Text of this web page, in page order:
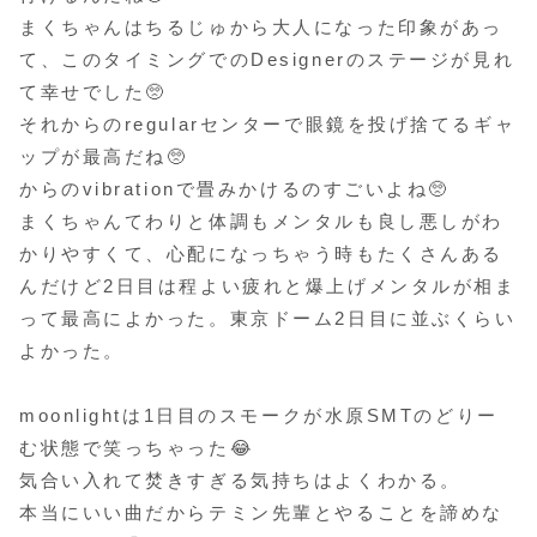
まくちゃんはちるじゅから大人になった印象があっ
て、このタイミングでのDesignerのステージが見れ
て幸せでした🥺
それからのregularセンターで眼鏡を投げ捨てるギャ
ップが最高だね🥺
からのvibrationで畳みかけるのすごいよね🥺
まくちゃんてわりと体調もメンタルも良し悪しがわ
かりやすくて、心配になっちゃう時もたくさんある
んだけど2日目は程よい疲れと爆上げメンタルが相ま
って最高によかった。東京ドーム2日目に並ぶくらい
よかった。
moonlightは1日目のスモークが水原SMTのどりー
む状態で笑っちゃった😂
気合い入れて焚きすぎる気持ちはよくわかる。
本当にいい曲だからテミン先輩とやることを諦めな